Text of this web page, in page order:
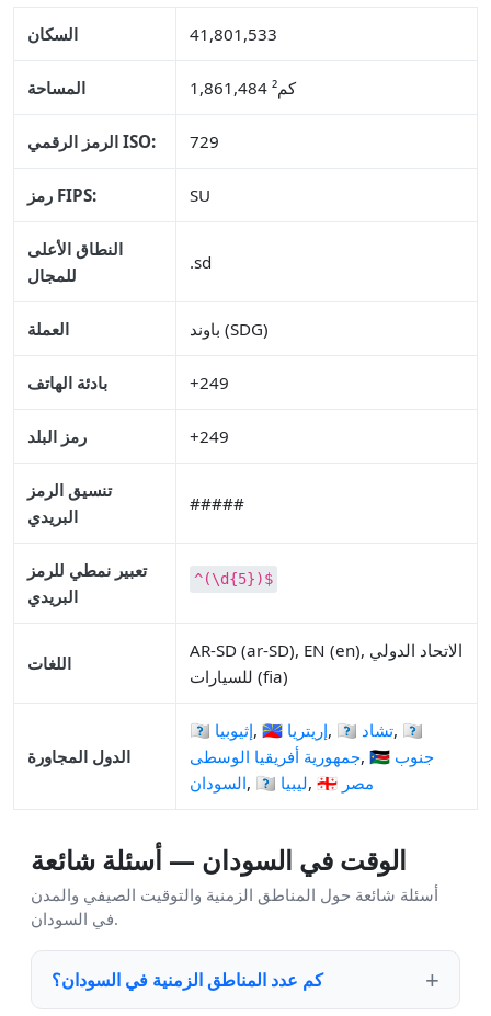
السكان 41,801,533
المساحة 1,861,484 كم²
الرمز الرقمي ISO: 729
رمز FIPS: SU
النطاق الأعلى
للمجال
.sd
العملة باوند (SDG)
بادئة الهاتف +249
رمز البلد +249
تنسيق الرمز
البريدي
#####
تعبير نمطي للرمز
البريدي
^(\d{5})$
اللغات
AR-SD (ar-SD), EN (en), الاتحاد الدولي
للسيارات (fia)
الدول المجاورة
🇪🇹 إثيوبيا, 🇪🇷 إريتريا, 🇹🇩 تشاد, 🇨🇫
جمهورية أفريقيا الوسطى, 🇸🇸 جنوب
السودان, 🇱🇾 ليبيا, 🇪🇬 مصر
الوقت في السودان — أسئلة شائعة
أسئلة شائعة حول المناطق الزمنية والتوقيت الصيفي والمدن
في السودان.
كم عدد المناطق الزمنية في السودان؟